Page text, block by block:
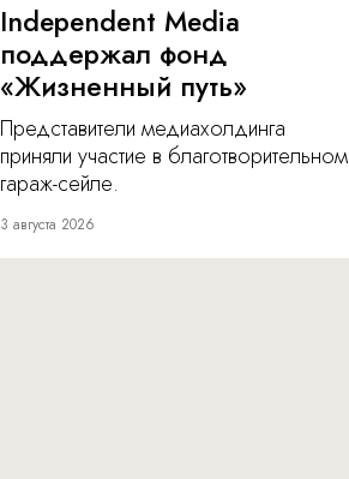
Independent Media
поддержал фонд
«Жизненный путь»
Представители медиахолдинга
приняли участие в благотворительном
гараж-сейле.
3 августа 2026